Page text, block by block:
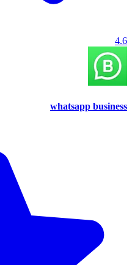
4.6
whatsapp business